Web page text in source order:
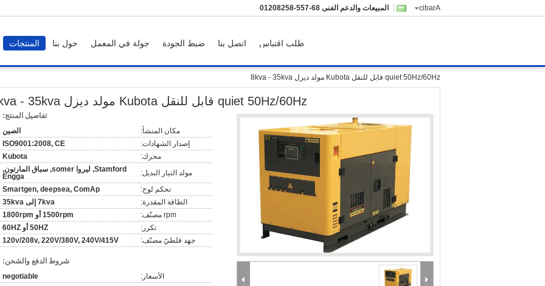
Arabic المبيعات والدعم الفنى 86-755-85280210
المنتجات حول بنا جولة في المعمل ضبط الجودة اتصل بنا طلب اقتباس
quiet 50Hz/60Hz قابل للنقل Kubota مولد ديزل 8kva - 35kva
quiet 50Hz/60Hz قابل للنقل Kubota مولد ديزل 8kva - 35kva
تفاصيل المنتج:
مكان المنشأ:
الصين
إصدار الشهادات:
ISO9001:2008, CE
محرك:
Kubota
مولد التيار البديل:
Stamford, ليروا somer, سباق المارتون,
Engga
تحكم لوح:
Smartgen, deepsea, ComAp
الطاقة المقدرة:
7kva إلى 35kva
rpm مصنّف:
1500rpm أو 1800rpm
تكرر:
50HZ أو 60HZ
جهد فلطيّ مصنّف:
120v/208v, 220V/380V, 240V/415V
شروط الدفع والشحن:
الأسعار:
negotiable